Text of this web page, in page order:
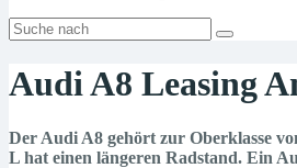
Audi A8 Leasing
Der Audi A8 gehört zur Oberklasse
L hat einen längeren Radstand. Ein